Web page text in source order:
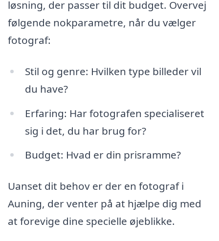
løsning, der passer til dit budget. Overvej
følgende nokparametre, når du vælger
fotograf:
Stil og genre: Hvilken type billeder vil
du have?
Erfaring: Har fotografen specialiseret
sig i det, du har brug for?
Budget: Hvad er din prisramme?
Uanset dit behov er der en fotograf i
Auning, der venter på at hjælpe dig med
at forevige dine specielle øjeblikke.